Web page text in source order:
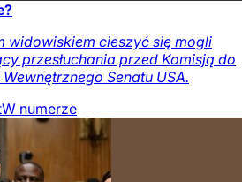
widowiskiem cieszyć się mogli
przesłuchania przed Komisją do
Senatu USA.
W numerze